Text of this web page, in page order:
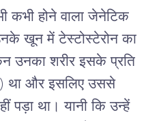
कभी होने वाला जेनेटिक
खून में टेस्टोस्टेरोन का
उनका शरीर इसके प्रति
था और इसलिए उससे
पड़ा था। यानी कि उन्हें